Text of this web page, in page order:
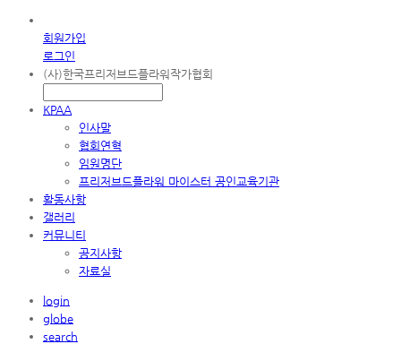
회원가입
로그인
(사)한국프리저브드플라워작가협회
KPAA
인사말
협회연혁
임원명단
프리저브드플라워 마이스터 공인교육기관
활동사항
갤러리
커뮤니티
공지사항
자료실
login
globe
search